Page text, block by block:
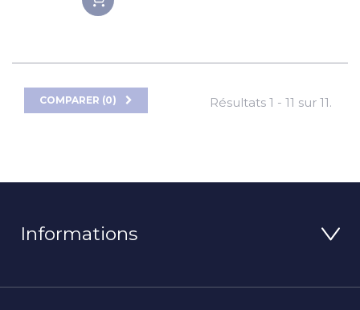
COMPARER (0) Résultats 1 - 11 sur 11.
Informations